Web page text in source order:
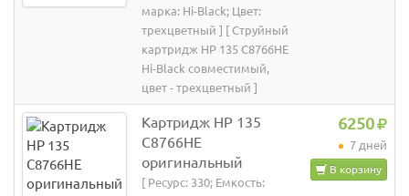
марка: Hi-Black; Цвет:
трехцветный ] [ Струйный
картридж HP 135 C8766HE
Hi-Black совместимый,
цвет - трехцветный ]
Картридж HP 135
C8766HE
оригинальный
[ Ресурс: 330; Емкость:
6250
7 дней
В корзину